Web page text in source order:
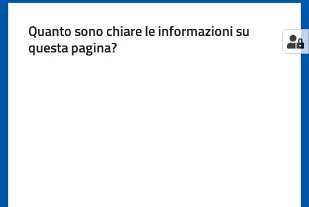
Seguici
Quanto sono chiare le informazioni su
questa pagina?